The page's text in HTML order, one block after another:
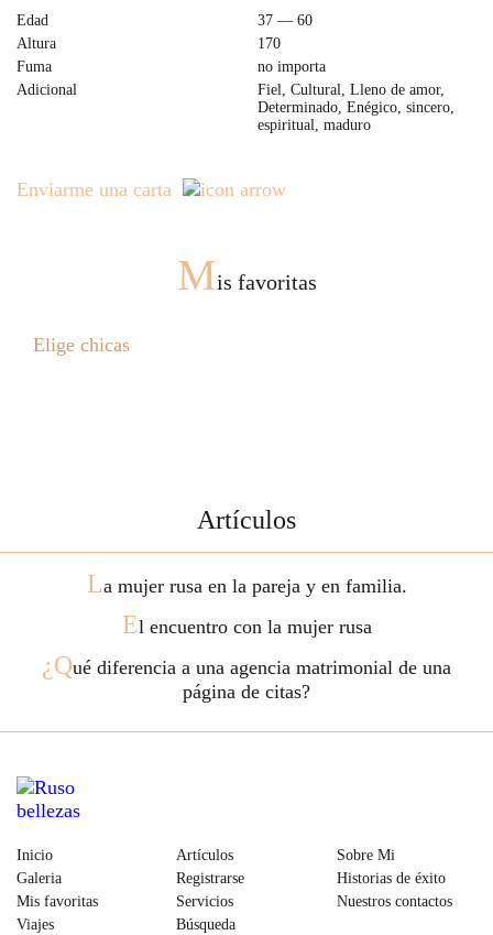
Edad
37 — 60
Altura
170
Fuma
no importa
Adicional
Fiel, Cultural, Lleno de amor,
Determinado, Enégico, sincero,
espiritual, maduro
Enviarme una carta
Mis favoritas
Elige chicas
Artículos
La mujer rusa en la pareja y en familia.
El encuentro con la mujer rusa
¿Qué diferencia a una agencia matrimonial de una
página de citas?
Inicio
Galeria
Mis favoritas
Viajes
Artículos
Registrarse
Servicios
Búsqueda
Sobre Mi
Historias de éxito
Nuestros contactos